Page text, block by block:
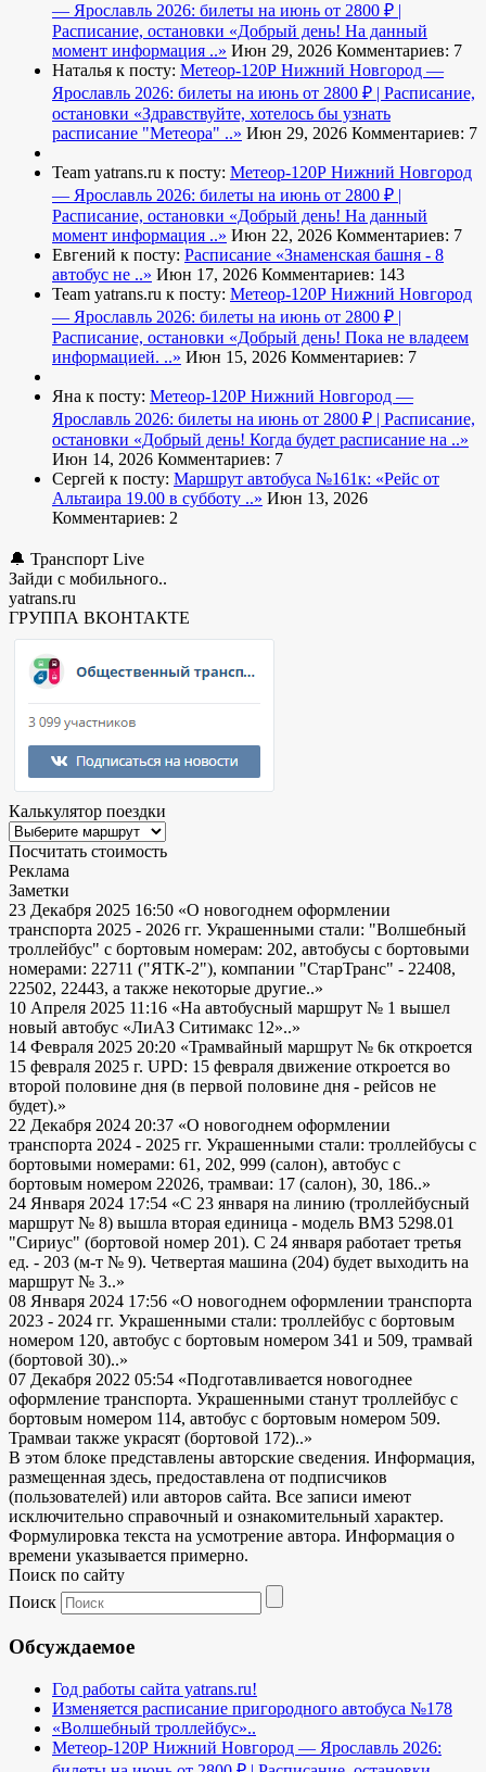
— Ярославль 2026: билеты на июнь от 2800 ₽ |
Расписание, остановки «Добрый день! На данный
момент информация ..» Июн 29, 2026 Комментариев: 7
Наталья к посту: Метеор-120Р Нижний Новгород —
Ярославль 2026: билеты на июнь от 2800 ₽ | Расписание,
остановки «Здравствуйте, хотелось бы узнать
расписание "Метеора" ..» Июн 29, 2026 Комментариев: 7
Team yatrans.ru к посту: Метеор-120Р Нижний Новгород
— Ярославль 2026: билеты на июнь от 2800 ₽ |
Расписание, остановки «Добрый день! На данный
момент информация ..» Июн 22, 2026 Комментариев: 7
Евгений к посту: Расписание «Знаменская башня - 8
автобус не ..» Июн 17, 2026 Комментариев: 143
Team yatrans.ru к посту: Метеор-120Р Нижний Новгород
— Ярославль 2026: билеты на июнь от 2800 ₽ |
Расписание, остановки «Добрый день! Пока не владеем
информацией. ..» Июн 15, 2026 Комментариев: 7
Яна к посту: Метеор-120Р Нижний Новгород —
Ярославль 2026: билеты на июнь от 2800 ₽ | Расписание,
остановки «Добрый день! Когда будет расписание на ..»
Июн 14, 2026 Комментариев: 7
Сергей к посту: Маршрут автобуса №161к: «Рейс от
Альтаира 19.00 в субботу ..» Июн 13, 2026
Комментариев: 2
🔔 Транспорт Live
Зайди с мобильного..
yatrans.ru
ГРУППА ВКОНТАКТЕ
Калькулятор поездки
Посчитать стоимость
Реклама
Заметки
23 Декабря 2025 16:50 «О новогоднем оформлении
транспорта 2025 - 2026 гг. Украшенными стали: "Волшебный
троллейбус" с бортовым номерам: 202, автобусы с бортовыми
номерами: 22711 ("ЯТК-2"), компании "СтарТранс" - 22408,
22502, 22443, а также некоторые другие..»
10 Апреля 2025 11:16 «На автобусный маршрут № 1 вышел
новый автобус «ЛиАЗ Ситимакс 12»..»
14 Февраля 2025 20:20 «Трамвайный маршрут № 6к откроется
15 февраля 2025 г. UPD: 15 февраля движение откроется во
второй половине дня (в первой половине дня - рейсов не
будет).»
22 Декабря 2024 20:37 «О новогоднем оформлении
транспорта 2024 - 2025 гг. Украшенными стали: троллейбусы с
бортовыми номерами: 61, 202, 999 (салон), автобус с
бортовым номером 22026, трамваи: 17 (салон), 30, 186..»
24 Января 2024 17:54 «С 23 января на линию (троллейбусный
маршрут № 8) вышла вторая единица - модель ВМЗ 5298.01
"Сириус" (бортовой номер 201). С 24 января работает третья
ед. - 203 (м-т № 9). Четвертая машина (204) будет выходить на
маршрут № 3..»
08 Января 2024 17:56 «О новогоднем оформлении транспорта
2023 - 2024 гг. Украшенными стали: троллейбус с бортовым
номером 120, автобус с бортовым номером 341 и 509, трамвай
(бортовой 30)..»
07 Декабря 2022 05:54 «Подготавливается новогоднее
оформление транспорта. Украшенными станут троллейбус с
бортовым номером 114, автобус с бортовым номером 509.
Трамваи также украсят (бортовой 172)..»
В этом блоке представлены авторские сведения. Информация,
размещенная здесь, предоставлена от подписчиков
(пользователей) или авторов сайта. Все записи имеют
исключительно справочный и ознакомительный характер.
Формулировка текста на усмотрение автора. Информация о
времени указывается примерно.
Поиск по сайту
Поиск
Обсуждаемое
Год работы сайта yatrans.ru!
Изменяется расписание пригородного автобуса №178
«Волшебный троллейбус»..
Метеор-120Р Нижний Новгород — Ярославль 2026: